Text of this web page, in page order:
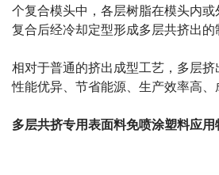
个复合模头中，各层树脂在模头内
复合后经冷却定型形成多层共挤出的
相对于普通的挤出成型工艺，多层
性能优异、节省能源、生产效率高、
多层共挤专用表面料免喷涂塑料应用